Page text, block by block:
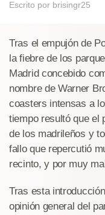
Escrito por brisingr25
Tras el empujón de
la fiebre de los
Madrid concebido
nombre de Warner
coasters intensas a
tiempo resultó que el
de los madrileños y
fallo que repercutió
recinto, y por muy
Tras esta
opinión general del